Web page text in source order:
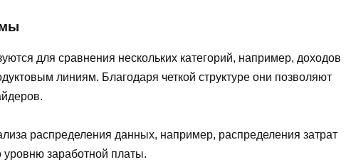
для сравнения нескольких категорий, например, доходов
линиям. Благодаря четкой структуре они позволяют
распределения данных, например, распределения затрат
уровню заработной платы.